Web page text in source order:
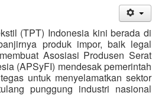
(TPT) Indonesia kini berada di
produk impor, baik legal
Asosiasi Produsen Serat
(APSyFI) mendesak pemerintah
untuk menyelamatkan sektor
punggung industri nasional